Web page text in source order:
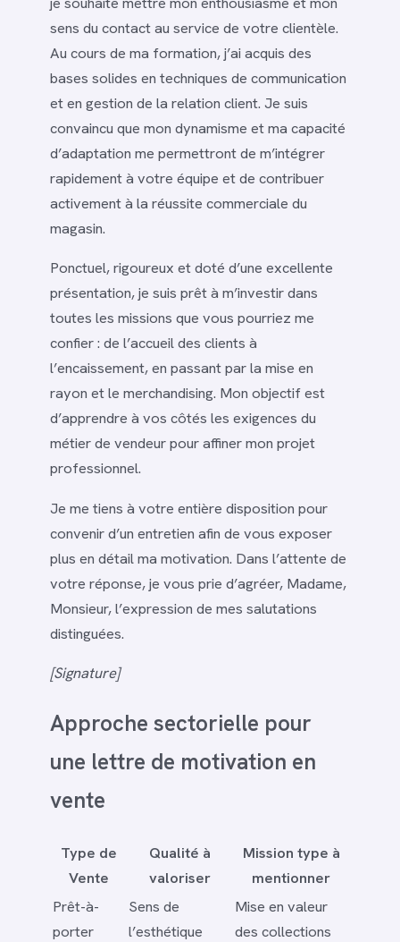
sens du contact au service de votre clientèle.
Au cours de ma formation, j’ai acquis des
bases solides en techniques de communication
et en gestion de la relation client. Je suis
convaincu que mon dynamisme et ma capacité
d’adaptation me permettront de m’intégrer
rapidement à votre équipe et de contribuer
activement à la réussite commerciale du
magasin.
Ponctuel, rigoureux et doté d’une excellente
présentation, je suis prêt à m’investir dans
toutes les missions que vous pourriez me
confier : de l’accueil des clients à
l’encaissement, en passant par la mise en
rayon et le merchandising. Mon objectif est
d’apprendre à vos côtés les exigences du
métier de vendeur pour affiner mon projet
professionnel.
Je me tiens à votre entière disposition pour
convenir d’un entretien afin de vous exposer
plus en détail ma motivation. Dans l’attente de
votre réponse, je vous prie d’agréer, Madame,
Monsieur, l’expression de mes salutations
distinguées.
[Signature]
Approche sectorielle pour
une lettre de motivation en
vente
Type de
Vente
Qualité à
valoriser
Mission type à
mentionner
Prêt-à-
porter
Sens de
l’esthétique
Mise en valeur
des collections